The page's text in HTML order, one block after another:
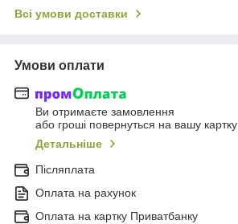
Всі умови доставки
Умови оплати
Ви отримаєте замовлення
або гроші повернуться на вашу картку
Детальніше
Післяплата
Оплата на рахунок
Оплата на картку Приватбанку